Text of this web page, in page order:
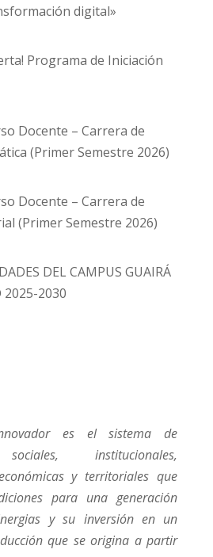
digital»
Programa de Iniciación
Docente – Carrera de
(Primer Semestre 2026)
Docente – Carrera de
(Primer Semestre 2026)
DEL CAMPUS GUAIRÁ
2025-2030
es el sistema de
institucionales,
y territoriales que
para una generación
y su inversión en un
que se origina a partir